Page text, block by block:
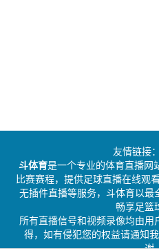
友情链接：
斗体育是一个专业的体育直播网
比赛赛程，提供足球直播在线观
无插件直播等服务，斗体育以最
畅享足篮
所有直播信号和视频录像均由
得，如有侵犯您的权益请通知
谢